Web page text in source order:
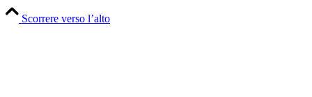
Scorrere verso l’alto